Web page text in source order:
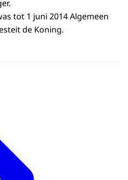
tot 1 juni 2014 Algemeen
de Koning.